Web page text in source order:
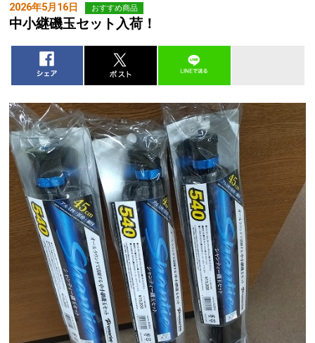
2026年5月16日 おすすめ商品
中小継磯玉セット入荷！